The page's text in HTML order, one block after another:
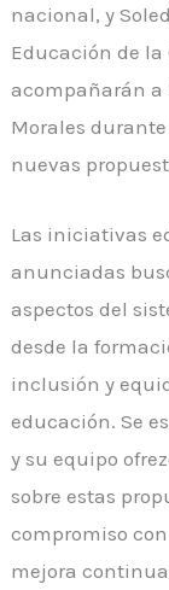
nacional, y
Educación de la
acompañarán a
Morales
nuevas
Las iniciativas
anunciadas
aspectos del
desde la
inclusión y
educación. Se
y su equipo
sobre estas
compromiso
mejora